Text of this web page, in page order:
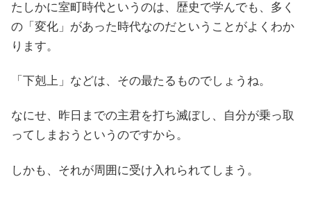
たしかに室町時代というのは、歴史で学んでも、多く
の「変化」があった時代なのだということがよくわか
ります。
「下剋上」などは、その最たるものでしょうね。
なにせ、昨日までの主君を打ち滅ぼし、自分が乗っ取
ってしまおうというのですから。
しかも、それが周囲に受け入れられてしまう。